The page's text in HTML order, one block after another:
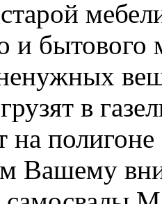
и
в
на полигоне
Вашему